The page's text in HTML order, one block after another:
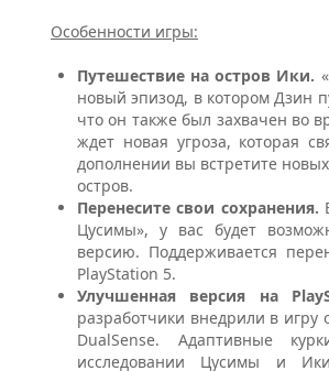
Особенности игры:
Путешествие на остров Ики.
новый эпизод, в котором Дзин
что он также был захвачен во
ждет новая угроза, которая
дополнении вы встретите
остров.
Перенесите свои сохранения.
Цусимы», у вас будет
версию. Поддерживается
PlayStation 5.
Улучшенная версия на
разработчики внедрили в
DualSense. Адаптивные
исследовании Цусимы и